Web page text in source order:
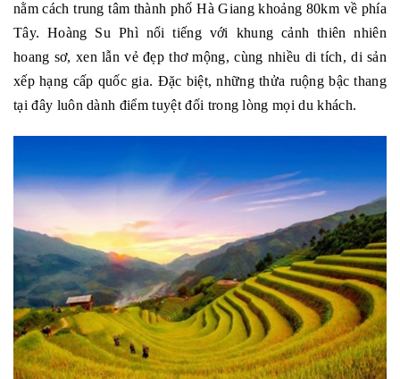
nằm cách trung tâm thành phố Hà Giang khoảng 80km về phía
Tây. Hoàng Su Phì nổi tiếng với khung cảnh thiên nhiên
hoang sơ, xen lẫn vẻ đẹp thơ mộng, cùng nhiều di tích, di sản
xếp hạng cấp quốc gia. Đặc biệt, những thửa ruộng bậc thang
tại đây luôn dành điểm tuyệt đối trong lòng mọi du khách.